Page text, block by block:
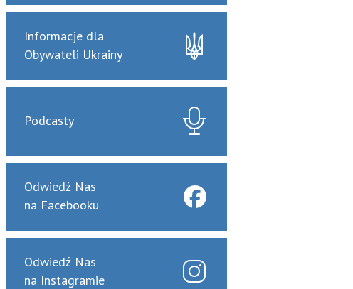
Informacje dla
Obywateli Ukrainy
Podcasty
Odwiedź Nas
na Facebooku
Odwiedź Nas
na Instagramie